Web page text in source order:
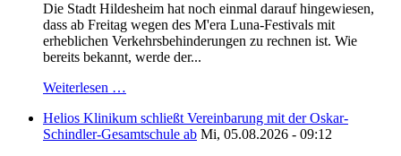
Die Stadt Hildesheim hat noch einmal darauf hingewiesen,
dass ab Freitag wegen des M'era Luna-Festivals mit
erheblichen Verkehrsbehinderungen zu rechnen ist. Wie
bereits bekannt, werde der...
Weiterlesen …
Helios Klinikum schließt Vereinbarung mit der Oskar-
Schindler-Gesamtschule ab Mi, 05.08.2026 - 09:12